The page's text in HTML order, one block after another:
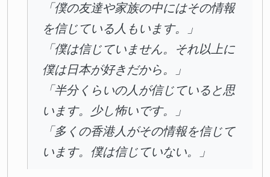
「僕の友達や家族の中にはその情報
を信じている人もいます。」
「僕は信じていません。それ以上に
僕は日本が好きだから。」
「半分くらいの人が信じていると思
います。少し怖いです。」
「多くの香港人がその情報を信じて
います。僕は信じていない。」